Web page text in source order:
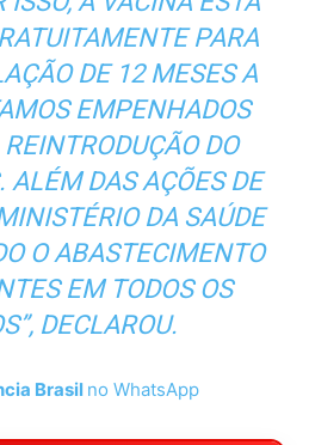
PARA
DE 12 MESES A
EMPENHADOS
DO
ALÉM DAS AÇÕES DE
DA SAÚDE
O ABASTECIMENTO
EM TODOS OS
DECLAROU.
Brasil no WhatsApp